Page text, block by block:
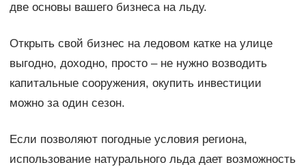
две основы вашего бизнеса на льду.
Открыть свой бизнес на ледовом катке на улице
выгодно, доходно, просто – не нужно возводить
капитальные сооружения, окупить инвестиции
можно за один сезон.
Если позволяют погодные условия региона,
использование натурального льда дает возможность